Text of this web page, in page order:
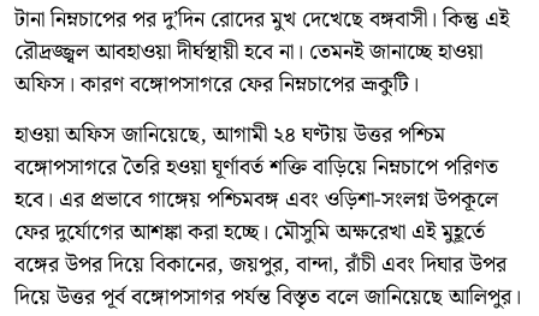
টানা নিম্নচাপের পর দু’দিন রোদের মুখ দেখেছে বঙ্গবাসী। কিন্তু এই
রৌদ্রজ্জ্বল আবহাওয়া দীর্ঘস্থায়ী হবে না। তেমনই জানাচ্ছে হাওয়া
অফিস। কারণ বঙ্গোপসাগরে ফের নিম্নচাপের ভ্রূকুটি।
হাওয়া অফিস জানিয়েছে, আগামী ২৪ ঘণ্টায় উত্তর পশ্চিম
বঙ্গোপসাগরে তৈরি হওয়া ঘূর্ণাবর্ত শক্তি বাড়িয়ে নিম্নচাপে পরিণত
হবে। এর প্রভাবে গাঙ্গেয় পশ্চিমবঙ্গ এবং ওড়িশা-সংলগ্ন উপকূলে
ফের দুর্যোগের আশঙ্কা করা হচ্ছে। মৌসুমি অক্ষরেখা এই মুহূর্তে
বঙ্গের উপর দিয়ে বিকানের, জয়পুর, বান্দা, রাঁচী এবং দিঘার উপর
দিয়ে উত্তর পূর্ব বঙ্গোপসাগর পর্যন্ত বিস্তৃত বলে জানিয়েছে আলিপুর।